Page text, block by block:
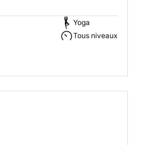
Yoga
Tous niveaux